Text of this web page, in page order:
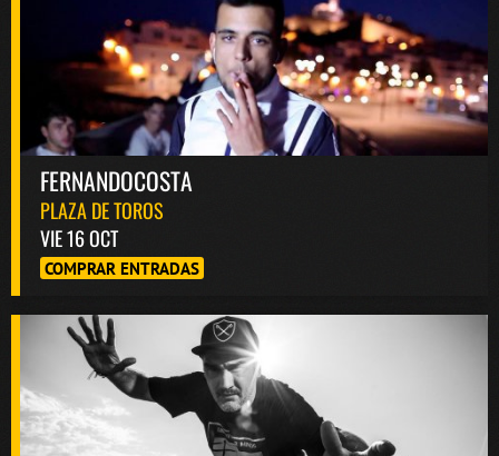
FERNANDOCOSTA
PLAZA DE TOROS
VIE 16 OCT
COMPRAR ENTRADAS